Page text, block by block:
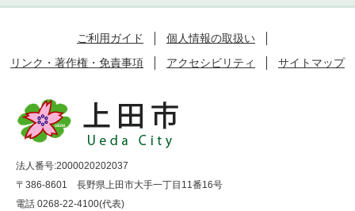
ご利用ガイド
個人情報の取扱い
リンク・著作権・免責事項
アクセシビリティ サイトマップ
法人番号:2000020202037
〒386-8601 長野県上田市大手一丁目11番16号
電話 0268-22-4100(代表)